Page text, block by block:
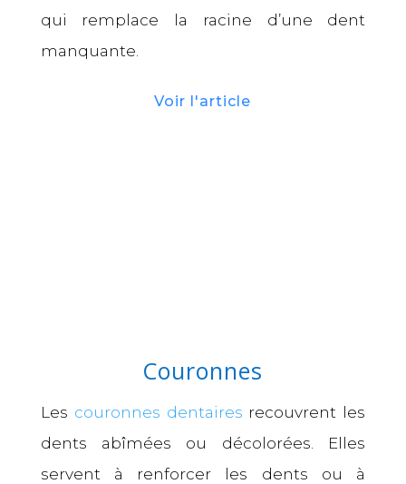
qui remplace la racine d’une dent
manquante.
Voir l'article
Couronnes
Les couronnes dentaires recouvrent les
dents abîmées ou décolorées. Elles
servent à renforcer les dents ou à